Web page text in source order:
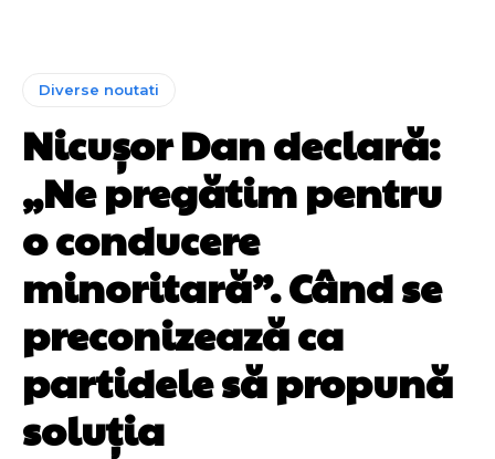
Diverse noutati
Nicușor Dan declară:
„Ne pregătim pentru
o conducere
minoritară”. Când se
preconizează ca
partidele să propună
soluția